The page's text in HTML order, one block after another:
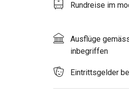
Rundreise im
Ausflüge
inbegriffen
Eintrittsgelder